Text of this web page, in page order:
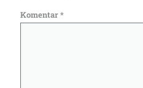
Komentar*